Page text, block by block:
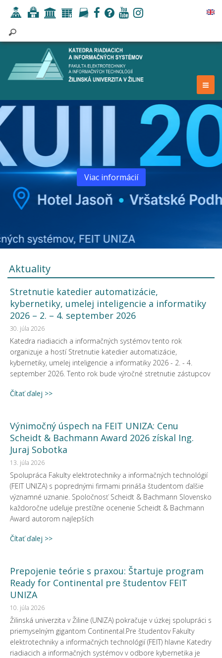
Viac informácií
Aktuality
Stretnutie katedier automatizácie,
kybernetiky, umelej inteligencie a informatiky
2026 – 2. – 4. september 2026
30. júla 2026
Katedra riadiacich a informačných systémov tento rok
organizuje a hostí Stretnutie katedier automatizácie,
kybernetiky, umelej inteligencie a informatiky 2026 - 2. - 4.
september 2026. Tento rok bude výročné stretnutie zástupcov
Čítať ďalej >>
Výnimočný úspech na FEIT UNIZA: Cenu
Scheidt & Bachmann Award 2026 získal Ing.
Juraj Sobotka
13. júla 2026
Spolupráca Fakulty elektrotechniky a informačných technológií
(FEIT UNIZA) s poprednými firmami prináša študentom ďalšie
významné uznanie. Spoločnosť Scheidt & Bachmann Slovensko
každoročne udeľuje prestížne ocenenie Scheidt & Bachmann
Award autorom najlepších
Čítať ďalej >>
Prepojenie teórie s praxou: Štartuje program
Ready for Continental pre študentov FEIT
UNIZA
10. júla 2026
Žilinská univerzita v Žiline (UNIZA) pokračuje v úzkej spolupráci s
priemyselným gigantom Continental.Pre študentov Fakulty
elektrotechniky a informačných technológií (FEIT) hlavne Katedry
riadiacich a informačných systémov v odbore kybernetika je